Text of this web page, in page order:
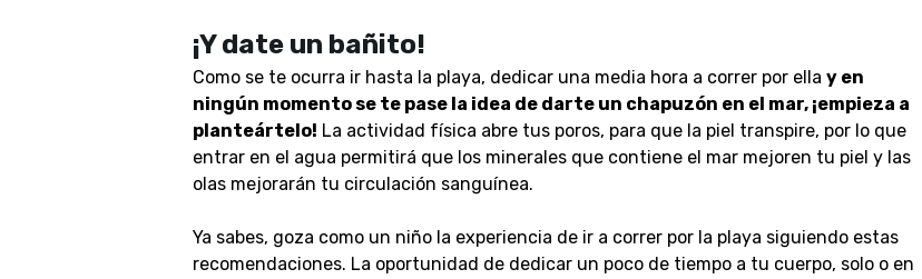
¡Y date un bañito!
Como se te ocurra ir hasta la playa, dedicar una media hora a correr por ella y en
ningún momento se te pase la idea de darte un chapuzón en el mar, ¡empieza a
planteártelo! La actividad física abre tus poros, para que la piel transpire, por lo que
entrar en el agua permitirá que los minerales que contiene el mar mejoren tu piel y las
olas mejorarán tu circulación sanguínea.
Ya sabes, goza como un niño la experiencia de ir a correr por la playa siguiendo estas
recomendaciones. La oportunidad de dedicar un poco de tiempo a tu cuerpo, solo o en